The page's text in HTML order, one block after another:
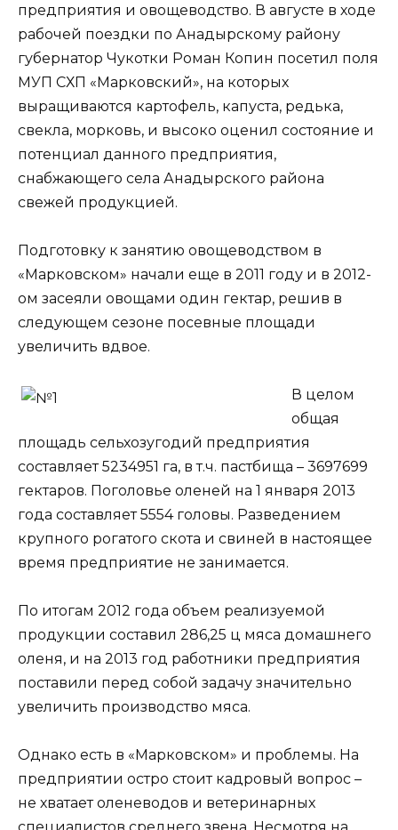
предприятия и овощеводство. В августе в ходе
рабочей поездки по Анадырскому району
губернатор Чукотки Роман Копин посетил поля
МУП СХП «Марковский», на которых
выращиваются картофель, капуста, редька,
свекла, морковь, и высоко оценил состояние и
потенциал данного предприятия,
снабжающего села Анадырского района
свежей продукцией.
Подготовку к занятию овощеводством в
«Марковском» начали еще в 2011 году и в 2012-
ом засеяли овощами один гектар, решив в
следующем сезоне посевные площади
увеличить вдвое.
В целом
общая
площадь сельхозугодий предприятия
составляет 5234951 га, в т.ч. пастбища – 3697699
гектаров. Поголовье оленей на 1 января 2013
года составляет 5554 головы. Разведением
крупного рогатого скота и свиней в настоящее
время предприятие не занимается.
По итогам 2012 года объем реализуемой
продукции составил 286,25 ц мяса домашнего
оленя, и на 2013 год работники предприятия
поставили перед собой задачу значительно
увеличить производство мяса.
Однако есть в «Марковском» и проблемы. На
предприятии остро стоит кадровый вопрос –
не хватает оленеводов и ветеринарных